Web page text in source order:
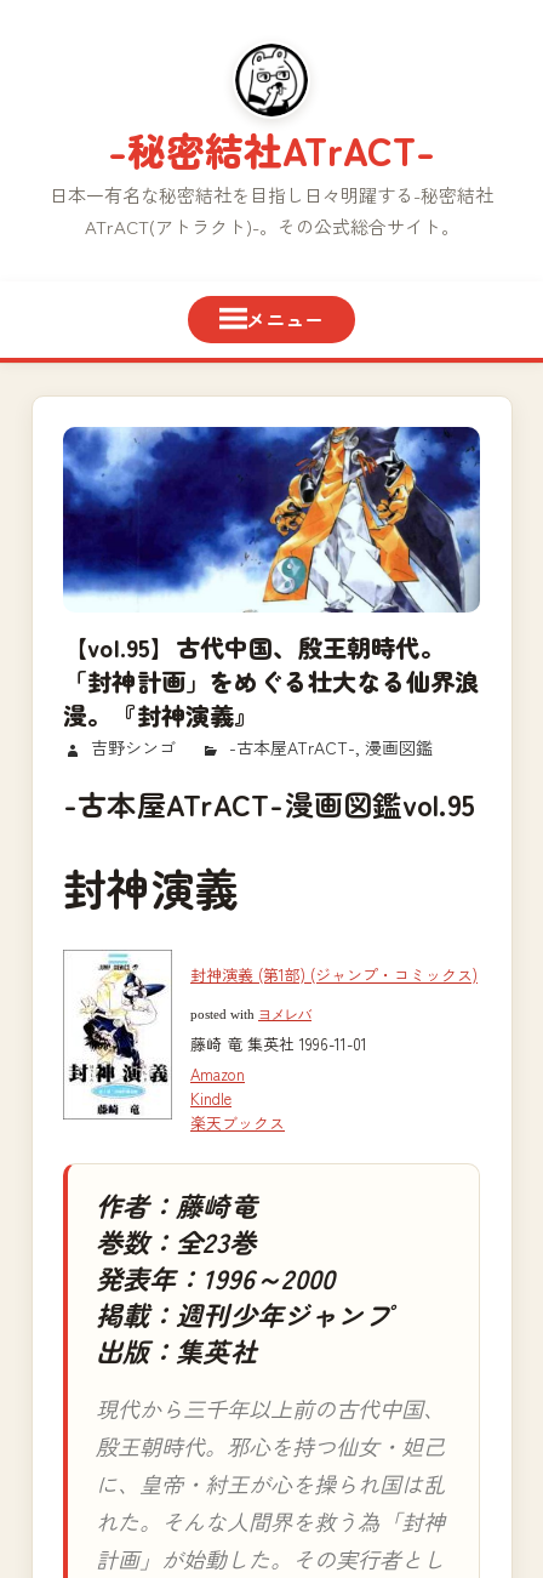
-秘密結社ATrACT-
日本一有名な秘密結社を目指し日々明躍する-秘密結社
ATrACT(アトラクト)-。その公式総合サイト。
【vol.95】古代中国、殷王朝時代。
「封神計画」をめぐる壮大なる仙界浪
漫。『封神演義』
2018/01/12
吉野シンゴ -古本屋ATrACT-,漫画図鑑
-古本屋ATrACT-漫画図鑑vol.95
封神演義
封神演義 (第1部) (ジャンプ・コミックス)
posted with ヨメレバ
藤崎 竜 集英社 1996-11-01
Amazon
Kindle
楽天ブックス
作者：藤崎竜
巻数：全23巻
発表年：1996～2000
掲載：週刊少年ジャンプ
出版：集英社
現代から三千年以上前の古代中国、
殷王朝時代。邪心を持つ仙女・妲己
に、皇帝・紂王が心を操られ国は乱
れた。そんな人間界を救う為「封神
計画」が始動した。その実行者とし